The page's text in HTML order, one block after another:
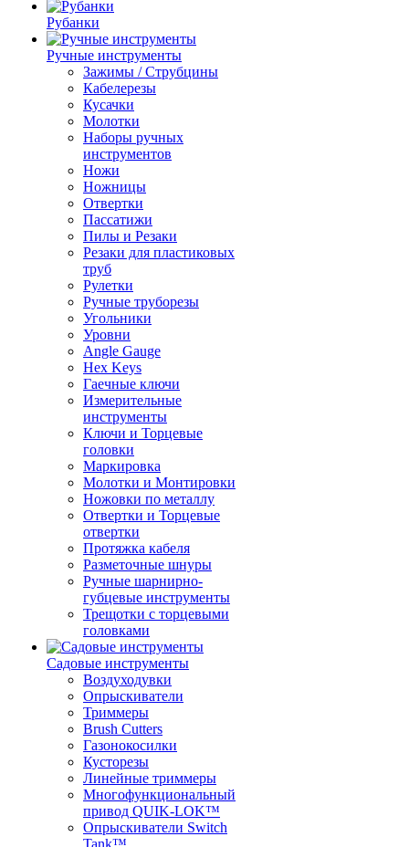
Рубанки
Ручные инструменты
Зажимы / Струбцины
Кабелерезы
Кусачки
Молотки
Наборы ручных
инструментов
Ножи
Ножницы
Отвертки
Пассатижи
Пилы и Резаки
Резаки для пластиковых
труб
Рулетки
Ручные труборезы
Угольники
Уровни
Angle Gauge
Hex Keys
Гаечные ключи
Измерительные
инструменты
Ключи и Торцевые
головки
Маркировка
Молотки и Монтировки
Ножовки по металлу
Отвертки и Торцевые
отвертки
Протяжка кабеля
Разметочные шнуры
Ручные шарнирно-
губцевые инструменты
Трещотки с торцевыми
головками
Садовые инструменты
Воздуходувки
Опрыскиватели
Триммеры
Brush Cutters
Газонокосилки
Кусторезы
Линейные триммеры
Многофункциональный
привод QUIK-LOK™
Опрыскиватели Switch
Tank™